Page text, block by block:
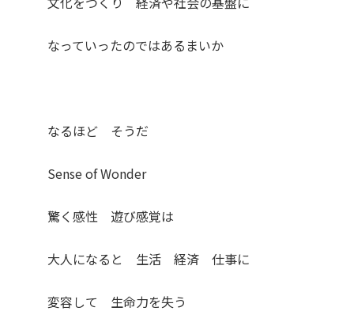
なっていったのではあるまいか
なるほど そうだ
Sense of Wonder
驚く感性 遊び感覚は
大人になると 生活 経済 仕事に
変容して 生命力を失う